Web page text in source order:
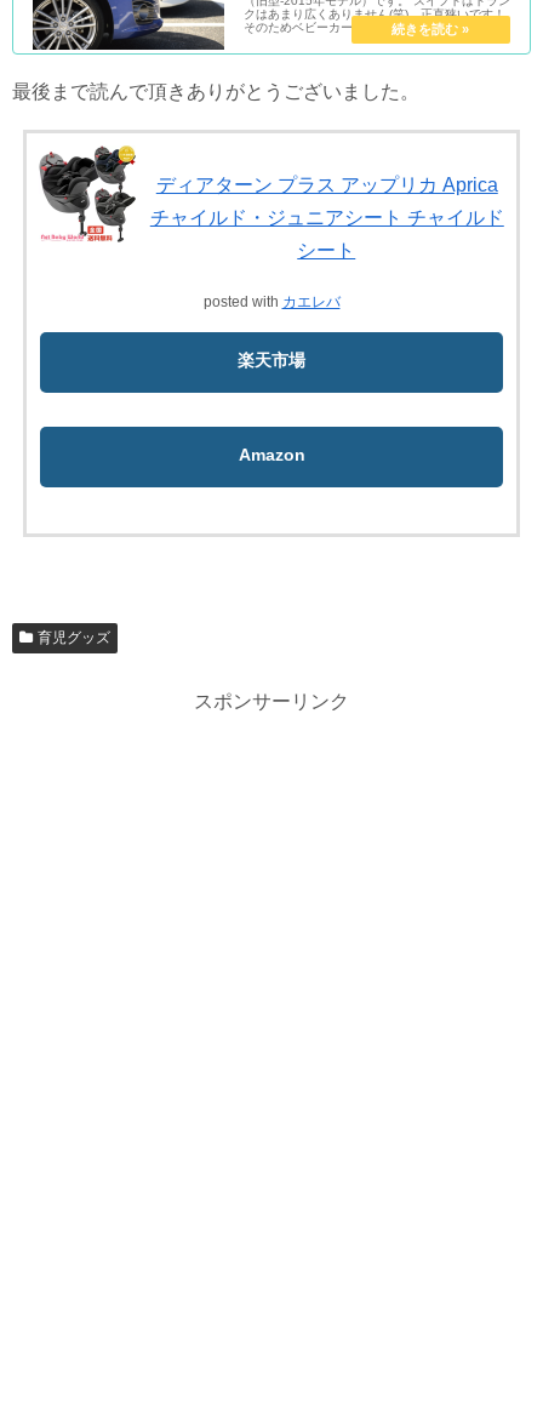
クはあまり広くありません(笑) 正直狭いです！
そのためベビーカーは問...
最後まで読んで頂きありがとうございました。
ディアターン プラス アップリカ Aprica
チャイルド・ジュニアシート チャイルド
シート
posted with カエレバ
楽天市場
Amazon
育児グッズ
スポンサーリンク